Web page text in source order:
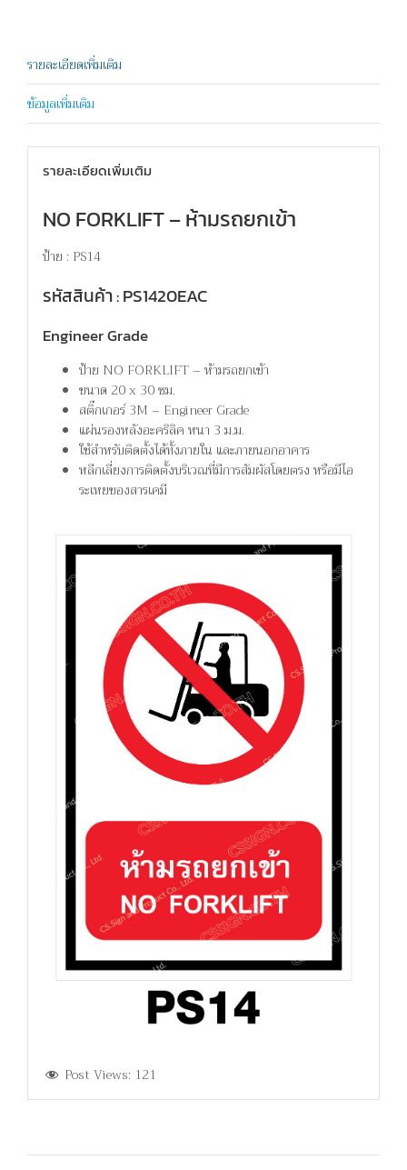
รายละเอียดเพิ่มเติม
ข้อมูลเพิ่มเติม
รายละเอียดเพิ่มเติม
NO FORKLIFT – ห้ามรถยกเข้า
ป้าย : PS14
รหัสสินค้า : PS1420EAC
Engineer Grade
ป้าย NO FORKLIFT – ห้ามรถยกเข้า
ขนาด 20 x 30 ซม.
สติ๊กเกอร์ 3M – Engineer Grade
แผ่นรองหลังอะคริลิค หนา 3 ม.ม.
ใช้สำหรับติดตั้งได้ทั้งภายใน และภายนอกอาคาร
หลีกเลี่ยงการติดตั้งบริเวณที่มีการสัมผัสโดยตรง หรือมีไอ
ระเหยของสารเคมี
Post Views: 121